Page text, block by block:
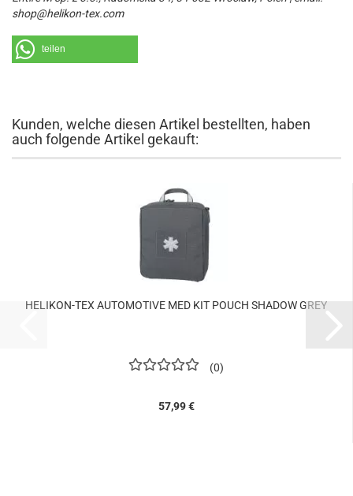
shop@helikon-tex.com
teilen
Kunden, welche diesen Artikel bestellten, haben
auch folgende Artikel gekauft:
HELIKON-TEX AUTOMOTIVE MED KIT POUCH SHADOW GREY
0
57,99 €